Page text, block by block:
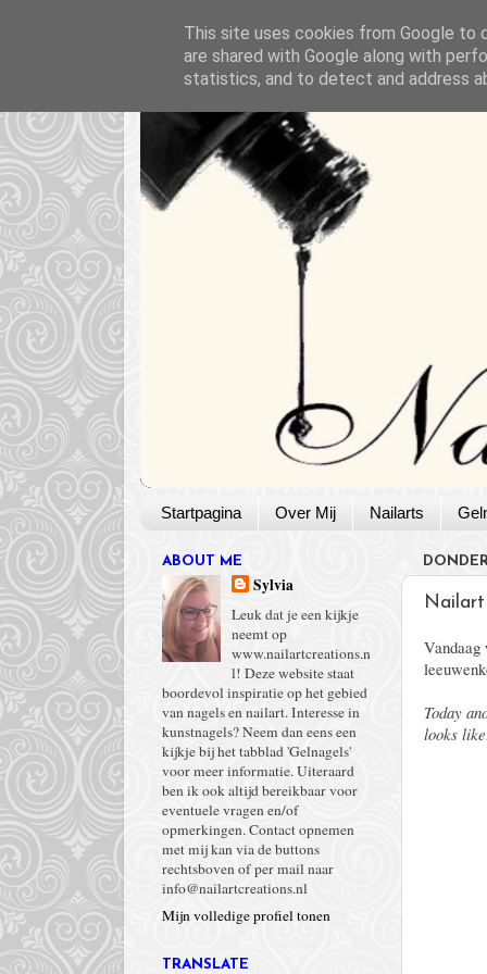
Startpagina Over Mij Nailarts
Today
looks
ABOUT ME
Sylvia
Leuk dat je een kijkje
neemt op
www.nailartcreations.n
l! Deze website staat
boordevol inspiratie op het gebied
van nagels en nailart. Interesse in
kunstnagels? Neem dan eens een
kijkje bij het tabblad 'Gelnagels'
voor meer informatie. Uiteraard
ben ik ook altijd bereikbaar voor
eventuele vragen en/of
opmerkingen. Contact opnemen
met mij kan via de buttons
rechtsboven of per mail naar
info@nailartcreations.nl
Mijn volledige profiel tonen
TRANSLATE
This site uses cookies from Google to
are shared with Google along with
statistics, and to detect and address